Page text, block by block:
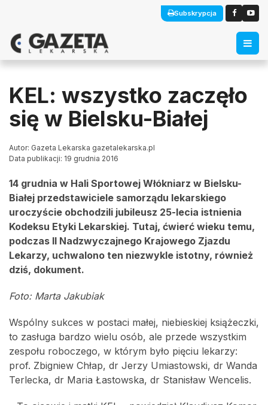
Subskrypcja
KEL: wszystko zaczęło
się w Bielsku-Białej
Autor: Gazeta Lekarska gazetalekarska.pl
Data publikacji: 19 grudnia 2016
14 grudnia w Hali Sportowej Włókniarz w Bielsku-
Białej przedstawiciele samorządu lekarskiego
uroczyście obchodzili jubileusz 25-lecia istnienia
Kodeksu Etyki Lekarskiej. Tutaj, ćwierć wieku temu,
podczas II Nadzwyczajnego Krajowego Zjazdu
Lekarzy, uchwalono ten niezwykle istotny, również
dziś, dokument.
Foto: Marta Jakubiak
Wspólny sukces w postaci małej, niebieskiej książeczki,
to zasługa bardzo wielu osób, ale przede wszystkim
zespołu roboczego, w którym było pięciu lekarzy:
prof. Zbigniew Chłap, dr Jerzy Umiastowski, dr Wanda
Terlecka, dr Maria Łastowska, dr Stanisław Wencelis.